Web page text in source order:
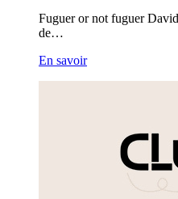
Fuguer or not fuguer
de…
En savoir